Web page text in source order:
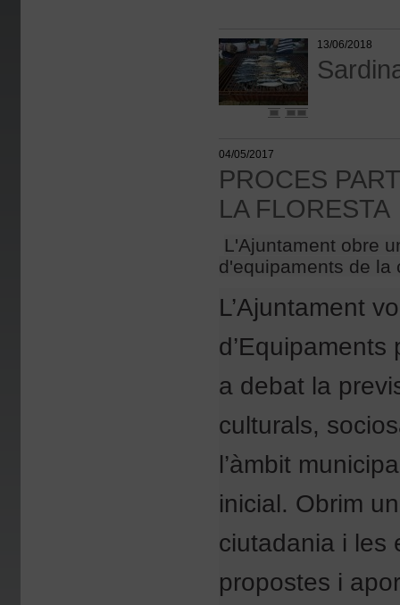
13/06/2018
04/05/2017
PROCES
LA FLORESTA
L'Ajuntament obre
d'equipaments de la
L’Ajuntament
a debat la
culturals,
l’àmbit
inicial. Obrim
ciutadania i les
propostes i